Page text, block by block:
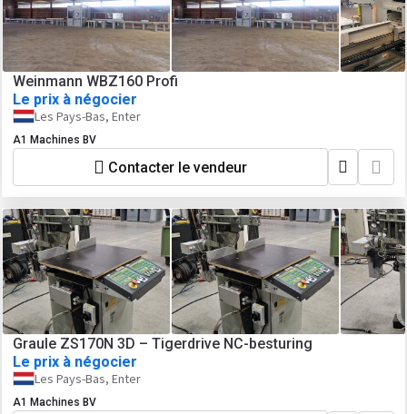
Weinmann WBZ160 Profi
Le prix à négocier
Les Pays-Bas, Enter
A1 Machines BV
Contacter le vendeur
Graule ZS170N 3D – Tigerdrive NC-besturing
Le prix à négocier
Les Pays-Bas, Enter
A1 Machines BV